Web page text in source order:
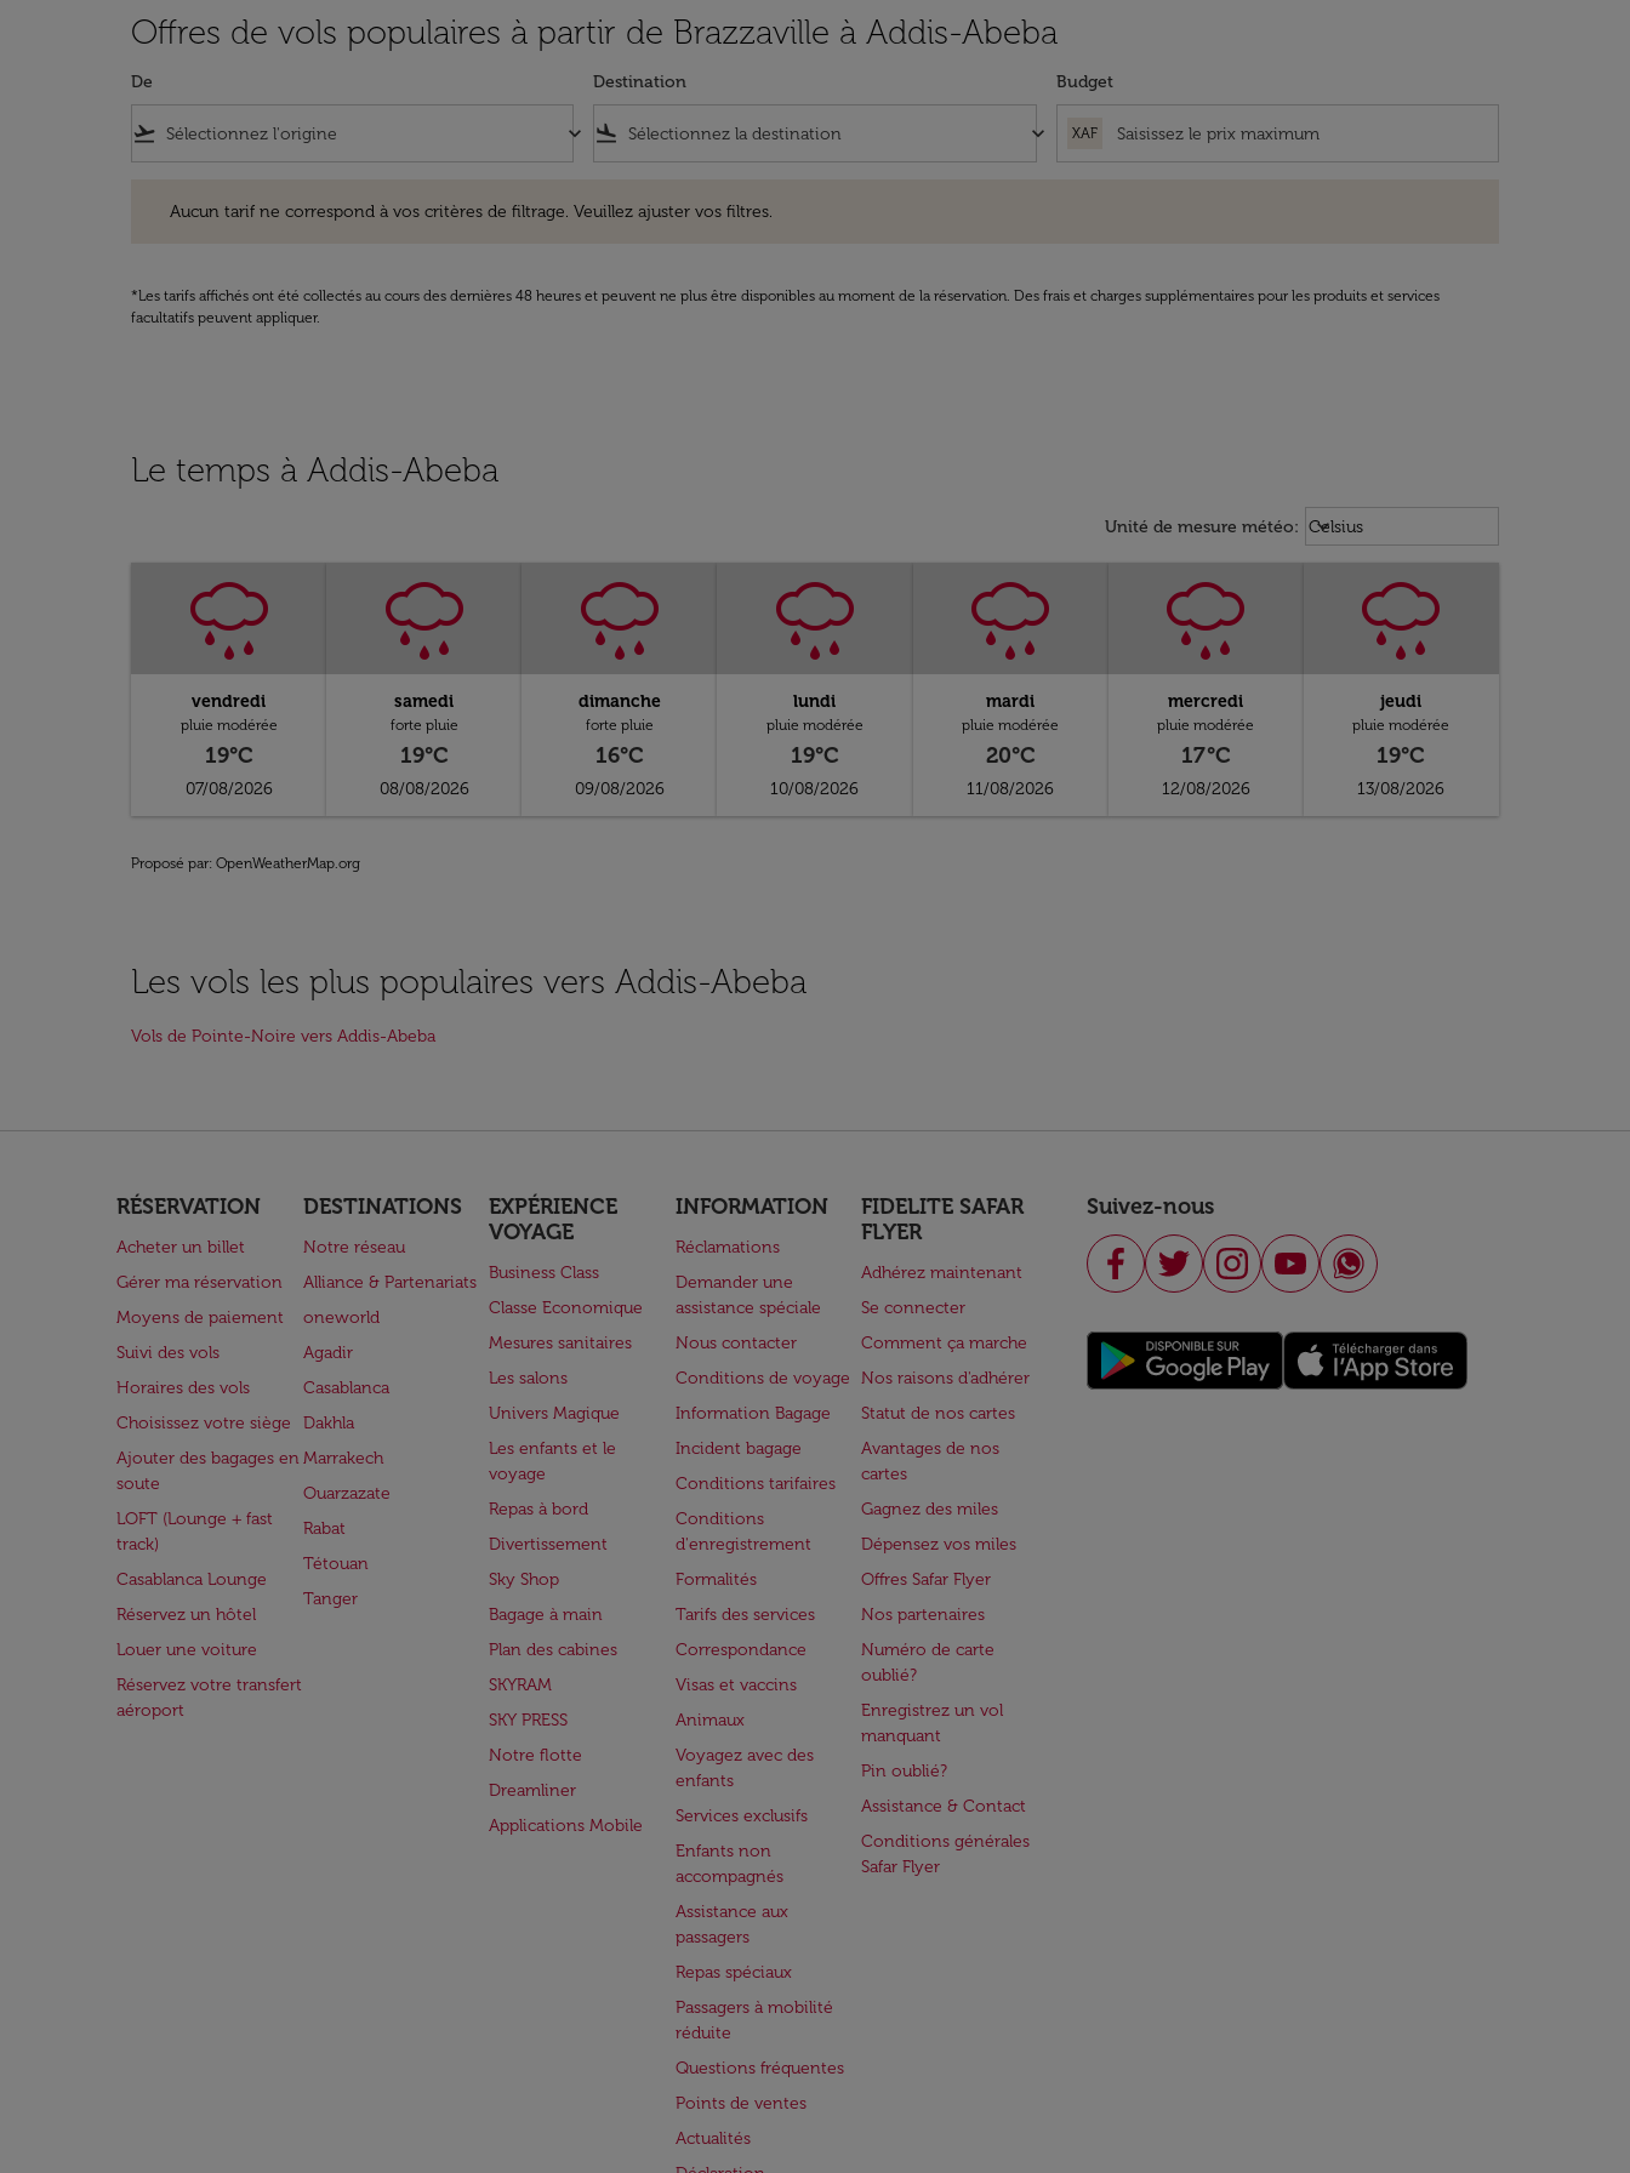
Offres de vols populaires à partir de Brazzaville à Addis-Abeba
De
flight_takeoff keyboard_arrow_down
Destination
flight_land keyboard_arrow_down
Budget
XAF
Aucun tarif ne correspond à vos critères de filtrage. Veuillez ajuster vos filtres.
*Les tarifs affichés ont été collectés au cours des dernières 48 heures et peuvent ne plus être disponibles au moment de la réservation. Des frais et charges supplémentaires pour les produits et services
facultatifs peuvent appliquer.
Le temps à Addis-Abeba
Unité de mesure météo: Weather unit option Celsius
Celsius
keyboard_arrow_down
vendredi
pluie modérée
19°C
07/08/2026
samedi
forte pluie
19°C
08/08/2026
dimanche
forte pluie
16°C
09/08/2026
lundi
pluie modérée
19°C
10/08/2026
mardi
pluie modérée
20°C
11/08/2026
mercredi
pluie modérée
17°C
12/08/2026
jeudi
pluie modérée
19°C
13/08/2026
Proposé par: OpenWeatherMap.org
Les vols les plus populaires vers Addis-Abeba
Vols de Pointe-Noire vers Addis-Abeba
RÉSERVATION
Acheter un billet
Gérer ma réservation
Moyens de paiement
Suivi des vols
Horaires des vols
Choisissez votre siège
Ajouter des bagages en
soute
LOFT (Lounge + fast
track)
Casablanca Lounge
Réservez un hôtel
Louer une voiture
Réservez votre transfert
aéroport
DESTINATIONS
Notre réseau
Alliance & Partenariats
oneworld
Agadir
Casablanca
Dakhla
Marrakech
Ouarzazate
Rabat
Tétouan
Tanger
EXPÉRIENCE
VOYAGE
Business Class
Classe Economique
Mesures sanitaires
Les salons
Univers Magique
Les enfants et le
voyage
Repas à bord
Divertissement
Sky Shop
Bagage à main
Plan des cabines
SKYRAM
SKY PRESS
Notre flotte
Dreamliner
Applications Mobile
INFORMATION
Réclamations
Demander une
assistance spéciale
Nous contacter
Conditions de voyage
Information Bagage
Incident bagage
Conditions tarifaires
Conditions
d'enregistrement
Formalités
Tarifs des services
Correspondance
Visas et vaccins
Animaux
Voyagez avec des
enfants
Services exclusifs
Enfants non
accompagnés
Assistance aux
passagers
Repas spéciaux
Passagers à mobilité
réduite
Questions fréquentes
Points de ventes
Actualités
FIDELITE SAFAR
FLYER
Adhérez maintenant
Se connecter
Comment ça marche
Nos raisons d'adhérer
Statut de nos cartes
Avantages de nos
cartes
Gagnez des miles
Dépensez vos miles
Offres Safar Flyer
Nos partenaires
Numéro de carte
oublié?
Enregistrez un vol
manquant
Pin oublié?
Assistance & Contact
Conditions générales
Safar Flyer
Suivez-nous